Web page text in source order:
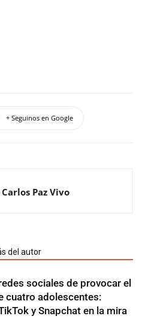
+ Seguinos en Google
Paz Vivo
del autor
sociales de provocar el
cuatro adolescentes:
y Snapchat en la mira